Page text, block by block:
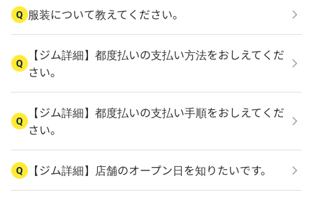
Q 服装について教えてください。
Q
【ジム詳細】都度払いの支払い方法をおしえてくだ
さい。
Q
【ジム詳細】都度払いの支払い手順をおしえてくだ
さい。
Q 【ジム詳細】店舗のオープン日を知りたいです。